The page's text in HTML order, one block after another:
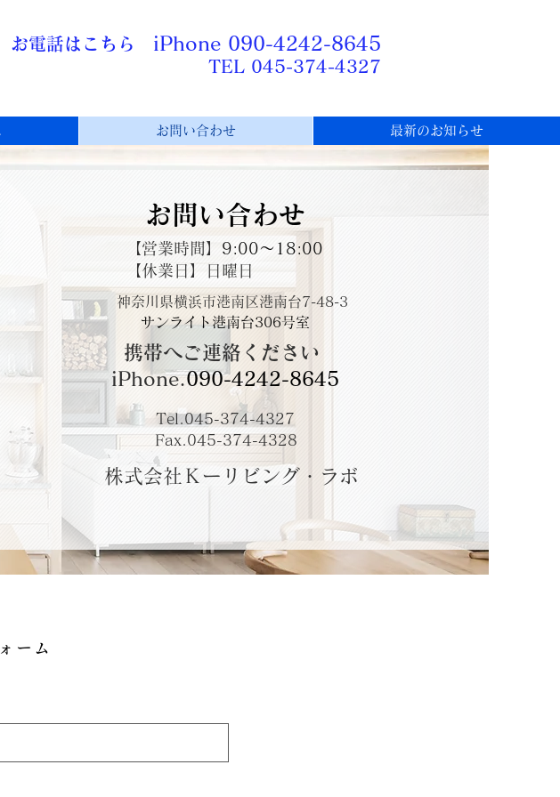
お電話はこちら iPhone ​090-4242-8645
TEL 045-374-4327
お問い合わせ 最新のお知らせ
お問い合わせ
【営業時間】 9:00～18:00
【休業日】日曜日
神奈川県横浜市港南区港南台7-48-3
サンライト港南台306号室
携帯へご連絡ください
iPhone.​090-4242-8645
Tel.045-374-4327
Fax.045-374-4328
株式会社Ｋーリビング・ラボ
ーム